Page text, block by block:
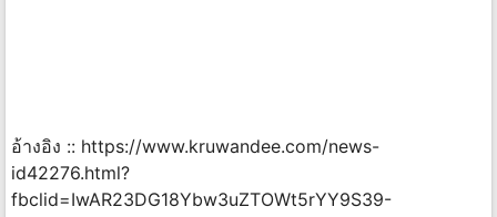
อ้างอิง :: https://www.kruwandee.com/news-
id42276.html?
fbclid=IwAR23DG18Ybw3uZTOWt5rYY9S39-